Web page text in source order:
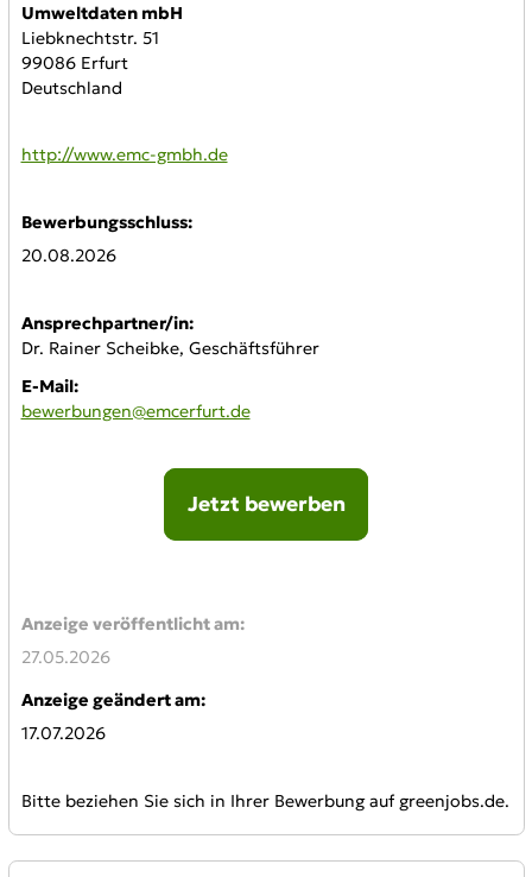
Umweltdaten mbH
Liebknechtstr. 51
99086 Erfurt
Deutschland
WWW:
http://www.emc-gmbh.de
Bewerbungsschluss:
20.08.2026
Ansprechpartner/in:
Dr. Rainer Scheibke, Geschäftsführer
E-Mail:
bewerbungen@emcerfurt.de
Jetzt bewerben
Anzeige veröffentlicht am:
27.05.2026
Anzeige geändert am:
17.07.2026
Bitte beziehen Sie sich in Ihrer Bewerbung auf greenjobs.de.